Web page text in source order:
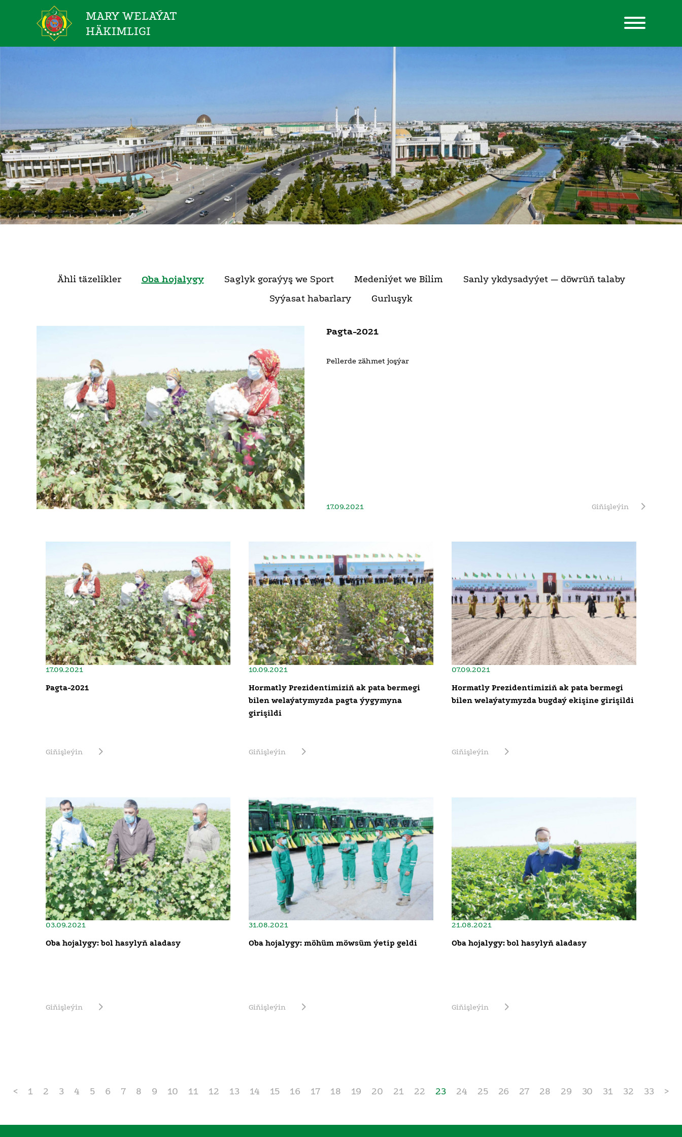
MARY WELAÝAT
HÄKIMLIGI
Ähli täzelikler Oba hojalygy Saglyk goraýyş we Sport Medeniýet we Bilim
Sanly ykdysadyýet — döwrüň talaby
Syýasat habarlary
Gurluşyk
Pagta-2021
Pellerde zähmet joşýar
17.09.2021 Giňişleýin
17.09.2021
Pagta-2021
Giňişleýin
10.09.2021
Hormatly Prezidentimiziň ak pata bermegi
bilen welaýatymyzda pagta ýygymyna
girişildi
Giňişleýin
07.09.2021
Hormatly Prezidentimiziň ak pata bermegi
bilen welaýatymyzda bugdaý ekişine girişildi
Giňişleýin
03.09.2021
Oba hojalygy: bol hasylyň aladasy
Giňişleýin
31.08.2021
Oba hojalygy: möhüm möwsüm ýetip geldi
Giňişleýin
21.08.2021
Oba hojalygy: bol hasylyň aladasy
Giňişleýin
< 1 2 3 4 5 6 7 8 9 10 11 12 13 14 15 16 17 18 19 20 21 22 23 24 25 26 27 28 29 30 31 32 33 >